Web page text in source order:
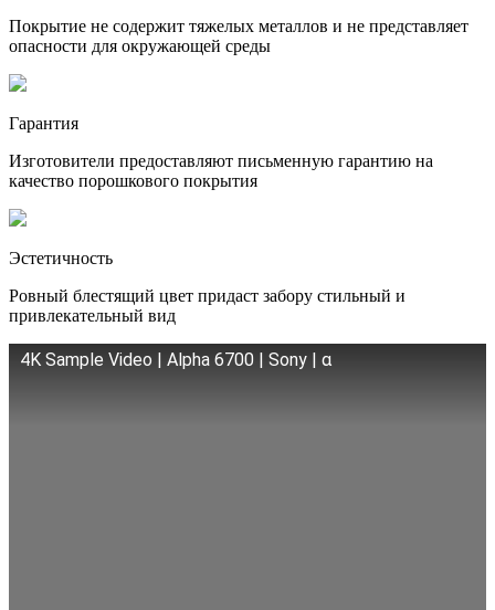
Покрытие не содержит тяжелых металлов и не представляет
опасности для окружающей среды
Гарантия
Изготовители предоставляют письменную гарантию на
качество порошкового покрытия
Эстетичность
Ровный блестящий цвет придаст забору стильный и
привлекательный вид
4K Sample Video | Alpha 6700 | Sony | α